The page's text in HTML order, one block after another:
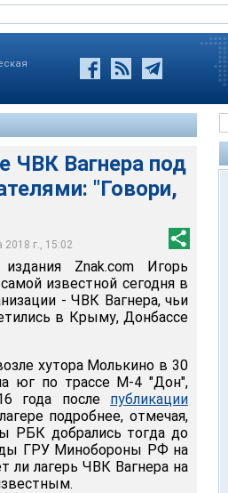
ЧВК Вагнера под
"Говори,
2018 г., 15:02
побывал в лагере
- ЧВК Вагнера, чьи
издания Znak.com Игорь
известной сегодня в
- ЧВК Вагнера, чьи
в Крыму, Донбассе
хутора Молькино в 30
юг по трассе М-4 "Дон",
года после публикации
подробнее, отмечая,
РБК добрались тогда до
ГРУ Минобороны РФ на
ли лагерь ЧВК Вагнера на